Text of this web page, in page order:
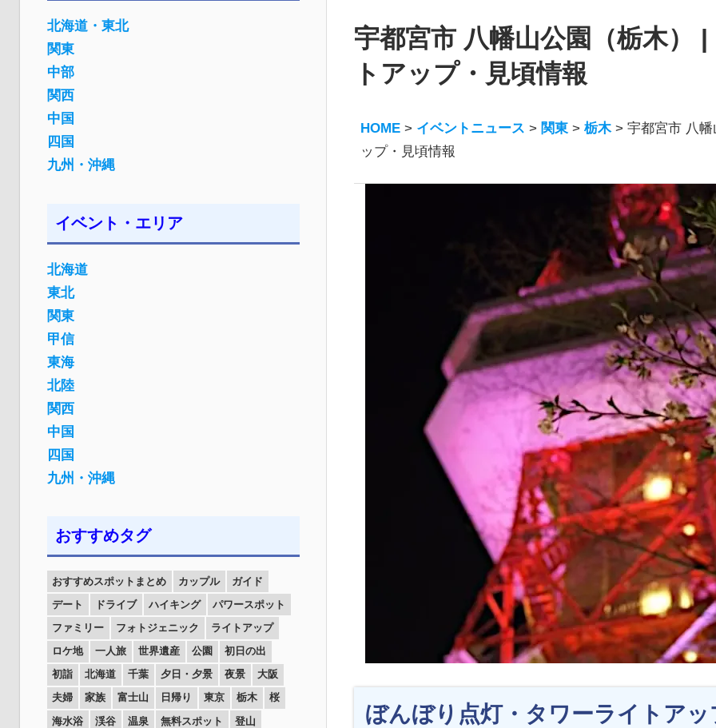
宇都宮市 八幡山公園（栃木）
トアップ・見頃情報
HOME > イベントニュース > 関東 >栃木>宇都宮市 八
ップ・見頃情報
ぼんぼり点灯・タワーライトアッ
北海道・東北
関東
中部
関西
中国
四国
九州・沖縄
イベント・エリア
北海道
東北
関東
甲信
東海
北陸
関西
中国
四国
九州・沖縄
おすすめタグ
おすすめスポットまとめ カップル
ガイド
デート
ドライブ ハイキング
パワースポット
ファミリー
フォトジェニック
ライトアップ
ロケ地
一人旅 世界遺産 公園
初日の出
初詣
北海道 千葉 夕日・夕景 夜景
大阪
夫婦
家族 富士山 日帰り 東京 栃木
桜
海水浴
渓谷 温泉 無料スポット
登山